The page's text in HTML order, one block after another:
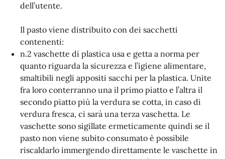
dell’utente.
Il pasto viene distribuito con dei sacchetti
contenenti:
n.2 vaschette di plastica usa e getta a norma per
quanto riguarda la sicurezza e l’igiene alimentare,
smaltibili negli appositi sacchi per la plastica. Unite
fra loro conterranno una il primo piatto e l’altra il
secondo piatto più la verdura se cotta, in caso di
verdura fresca, ci sarà una terza vaschetta. Le
vaschette sono sigillate ermeticamente quindi se il
pasto non viene subito consumato è possibile
riscaldarlo immergendo direttamente le vaschette in